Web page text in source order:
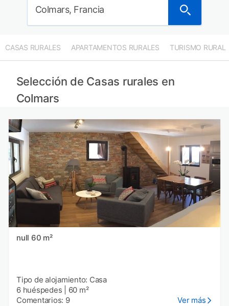
Colmars, Francia
CASAS RURALES APARTAMENTOS RURALES TURISMO RURAL
Selección de Casas rurales en
Colmars
null 60 m²
Tipo de alojamiento: Casa
6 huéspedes
60 m²
Comentarios: 9
Ver más